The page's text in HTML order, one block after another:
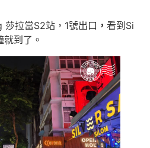
拉當S2站，1號出口 ， 看到Si
到了。